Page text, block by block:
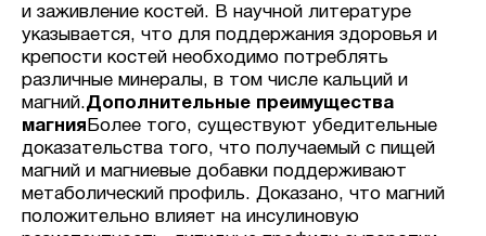
и заживление костей. В научной литературе
указывается, что для поддержания здоровья и
крепости костей необходимо потреблять
различные минералы, в том числе кальций и
магний.Дополнительные преимущества
магния Более того, существуют убедительные
доказательства того, что получаемый с пищей
магний и магниевые добавки поддерживают
метаболический профиль. Доказано, что магний
положительно влияет на инсулиновую